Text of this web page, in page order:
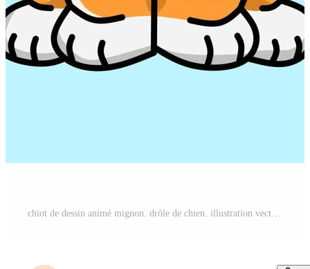
chiot de dessin animé mignon. drôle de chien. illustration vectorielle pour les enfants. illustration avec contour noir. chiot de dessin animé heureux est assis, portrait d'un chien mignon. un chien ami avec amour. Vecteur Gratuit et SVG Gratuit